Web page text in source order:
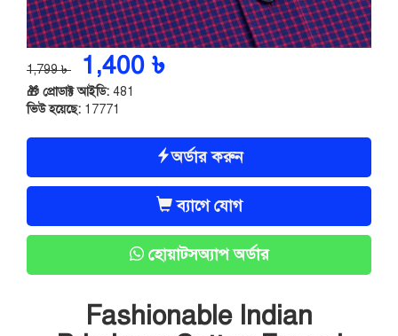
1,799 ৳ 1,400 ৳
🎁 প্রোডাক্ট আইডি: 481
ভিউ হয়েছে: 17771
অর্ডার করুন
ব্যাগে যোগ
হোয়াটসঅ্যাপ অর্ডার
Fashionable Indian